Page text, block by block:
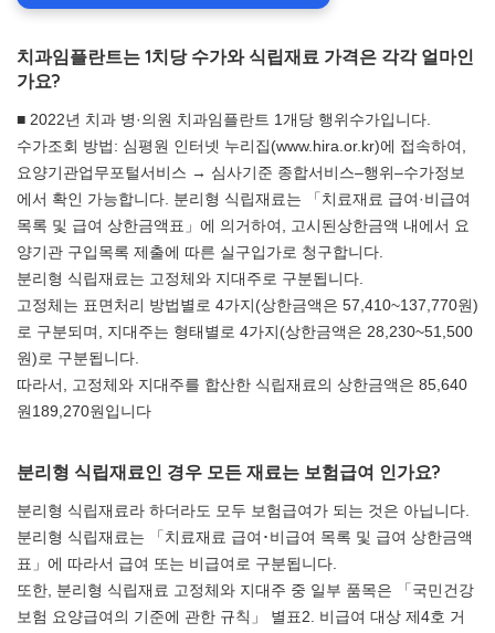
치과임플란트는 1치당 수가와 식립재료 가격은 각각 얼마인
가요?
■ 2022년 치과 병·의원 치과임플란트 1개당 행위수가입니다.
수가조회 방법: 심평원 인터넷 누리집(www.hira.or.kr)에 접속하여,
요양기관업무포털서비스 → 심사기준 종합서비스–행위–수가정보
에서 확인 가능합니다. 분리형 식립재료는 「치료재료 급여·비급여
목록 및 급여 상한금액표」에 의거하여, 고시된상한금액 내에서 요
양기관 구입목록 제출에 따른 실구입가로 청구합니다.
분리형 식립재료는 고정체와 지대주로 구분됩니다.
고정체는 표면처리 방법별로 4가지(상한금액은 57,410~137,770원)
로 구분되며, 지대주는 형태별로 4가지(상한금액은 28,230~51,500
원)로 구분됩니다.
따라서, 고정체와 지대주를 합산한 식립재료의 상한금액은 85,640
원189,270원입니다
분리형 식립재료인 경우 모든 재료는 보험급여 인가요?
분리형 식립재료라 하더라도 모두 보험급여가 되는 것은 아닙니다.
분리형 식립재료는 「치료재료 급여･비급여 목록 및 급여 상한금액
표」에 따라서 급여 또는 비급여로 구분됩니다.
또한, 분리형 식립재료 고정체와 지대주 중 일부 품목은 「국민건강
보험 요양급여의 기준에 관한 규칙」 별표2. 비급여 대상 제4호 거